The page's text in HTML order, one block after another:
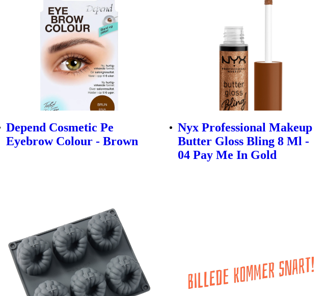
Depend Cosmetic Pe
Eyebrow Colour - Brown
Nyx Professional Makeup
Butter Gloss Bling 8 Ml -
04 Pay Me In Gold